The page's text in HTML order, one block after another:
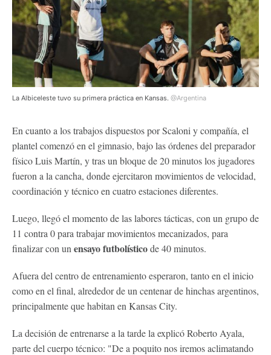
La Albiceleste tuvo su primera práctica en Kansas. @Argentina
En cuanto a los trabajos dispuestos por Scaloni y compañía, el
plantel comenzó en el gimnasio, bajo las órdenes del preparador
físico Luis Martín, y tras un bloque de 20 minutos los jugadores
fueron a la cancha, donde ejercitaron movimientos de velocidad,
coordinación y técnico en cuatro estaciones diferentes.
Luego, llegó el momento de las labores tácticas, con un grupo de
11 contra 0 para trabajar movimientos mecanizados, para
finalizar con un ensayo futbolísticode 40 minutos.
Afuera del centro de entrenamiento esperaron, tanto en el inicio
como en el final, alrededor de un centenar de hinchas argentinos,
principalmente que habitan en Kansas City.
La decisión de entrenarse a la tarde la explicó Roberto Ayala,
parte del cuerpo técnico: "De a poquito nos iremos aclimatando